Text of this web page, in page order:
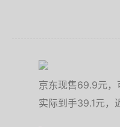
京东现售69.9元
实际到手39.1元，